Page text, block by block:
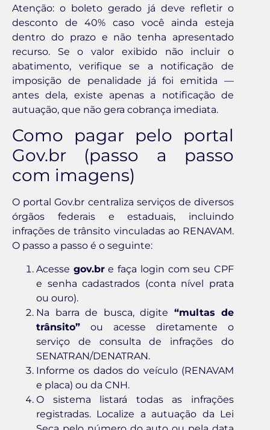
Atenção: o boleto gerado já deve refletir o
desconto de 40% caso você ainda esteja
dentro do prazo e não tenha apresentado
recurso. Se o valor exibido não incluir o
abatimento, verifique se a notificação de
imposição de penalidade já foi emitida —
antes dela, existe apenas a notificação de
autuação, que não gera cobrança imediata.
Como pagar pelo portal
Gov.br (passo a passo
com imagens)
O portal Gov.br centraliza serviços de diversos
órgãos federais e estaduais, incluindo
infrações de trânsito vinculadas ao RENAVAM.
O passo a passo é o seguinte:
Acesse gov.bre faça login com seu CPF
e senha cadastrados (conta nível prata
ou ouro).
Na barra de busca, digite “multas de
trânsito” ou acesse diretamente o
serviço de consulta de infrações do
SENATRAN/DENATRAN.
Informe os dados do veículo (RENAVAM
e placa) ou da CNH.
O sistema listará todas as infrações
registradas. Localize a autuação da Lei